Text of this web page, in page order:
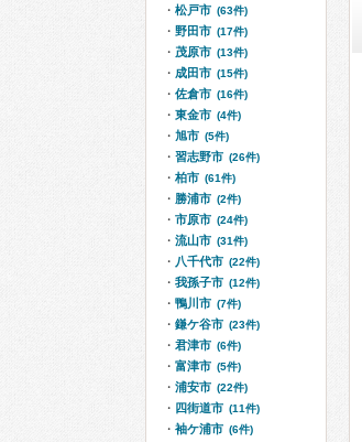
松戸市 (63件)
野田市 (17件)
茂原市 (13件)
成田市 (15件)
佐倉市 (16件)
東金市 (4件)
旭市 (5件)
習志野市 (26件)
柏市 (61件)
勝浦市 (2件)
市原市 (24件)
流山市 (31件)
八千代市 (22件)
我孫子市 (12件)
鴨川市 (7件)
鎌ケ谷市 (23件)
君津市 (6件)
富津市 (5件)
浦安市 (22件)
四街道市 (11件)
袖ケ浦市 (6件)